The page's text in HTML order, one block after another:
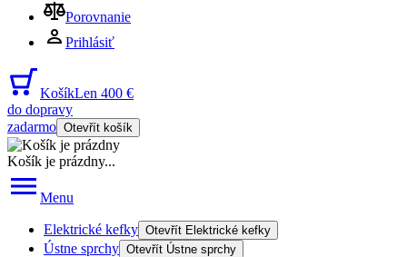
Porovnanie
Prihlásiť
KošíkLen 400 €
do dopravy
zadarmo Otevřít košík
Košík je prázdny...
Menu
Elektrické kefky Otevřít Elektrické kefky
Ústne sprchy Otevřít Ústne sprchy